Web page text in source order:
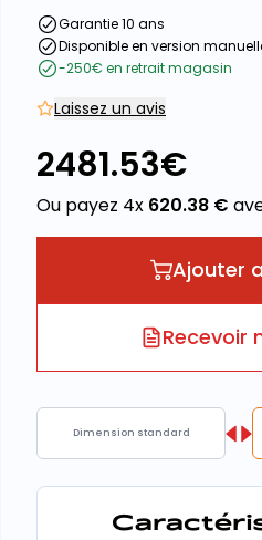
Garantie 10 ans
Disponible en version
-250€ en retrait magasin
Laissez un avis
2481.53€
Ou payez 4x 620.38 €
Ajouter
Recevoir
Dimension standard